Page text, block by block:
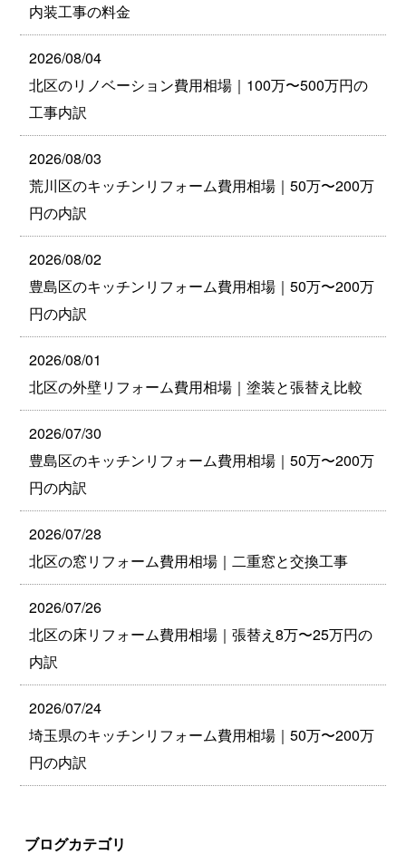
内装工事の料金
2026/08/04
北区のリノベーション費用相場｜100万〜500万円の
工事内訳
2026/08/03
荒川区のキッチンリフォーム費用相場｜50万〜200万
円の内訳
2026/08/02
豊島区のキッチンリフォーム費用相場｜50万〜200万
円の内訳
2026/08/01
北区の外壁リフォーム費用相場｜塗装と張替え比較
2026/07/30
豊島区のキッチンリフォーム費用相場｜50万〜200万
円の内訳
2026/07/28
北区の窓リフォーム費用相場｜二重窓と交換工事
2026/07/26
北区の床リフォーム費用相場｜張替え8万〜25万円の
内訳
2026/07/24
埼玉県のキッチンリフォーム費用相場｜50万〜200万
円の内訳
ブログカテゴリ